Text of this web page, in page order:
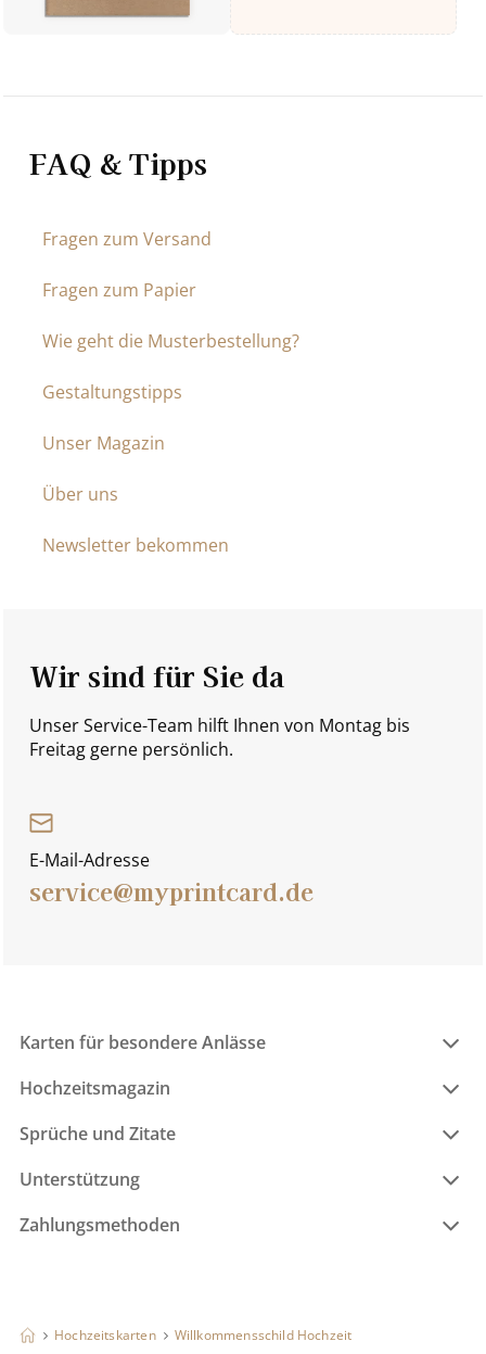
FAQ & Tipps
Fragen zum Versand
Fragen zum Papier
Wie geht die Musterbestellung?
Gestaltungstipps
Unser Magazin
Über uns
Newsletter bekommen
Wir sind für Sie da
Unser Service-Team hilft Ihnen von Montag bis
Freitag gerne persönlich.
E-Mail-Adresse
service@myprintcard.de
Karten für besondere Anlässe
Hochzeitsmagazin
Sprüche und Zitate
Unterstützung
Zahlungsmethoden
Hochzeitskarten Willkommensschild Hochzeit